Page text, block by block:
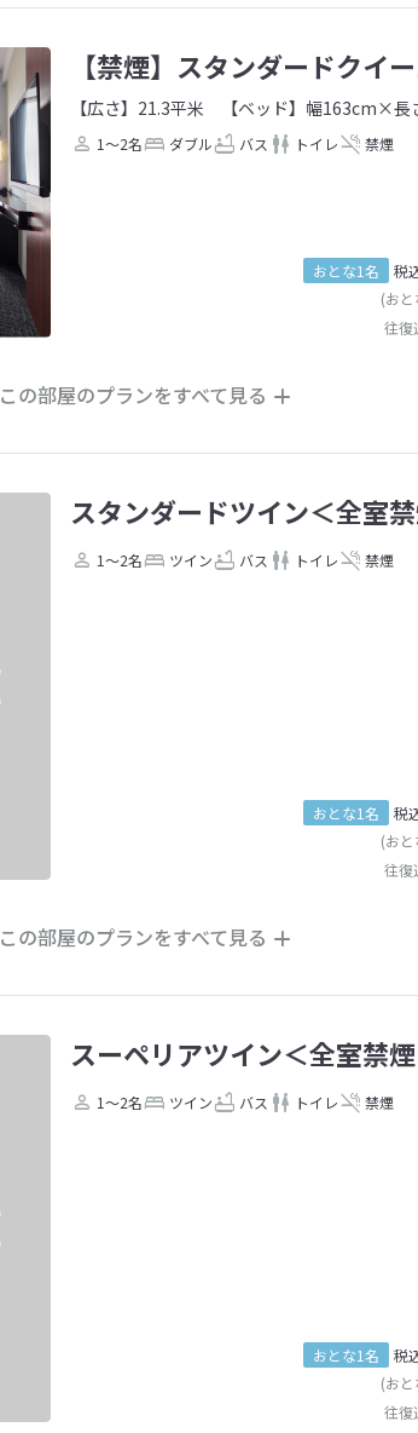
【禁煙】スタンダードクイ
【広さ】21.3平米 【ベッド】幅163cm×長
1～2名 ダブル バス トイレ 禁煙
おとな1名 税
(お
往復
この部屋のプランをすべて見る
スタンダードツイン＜全室
1～2名 ツイン バス トイレ 禁煙
おとな1名 税
(お
往復
この部屋のプランをすべて見る
スーペリアツイン＜全室禁
1～2名 ツイン バス トイレ 禁煙
おとな1名 税
(お
往復